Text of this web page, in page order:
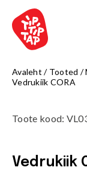
Avaleht / Tooted /
Vedrukiik CORA
Toote kood:
Vedrukiik